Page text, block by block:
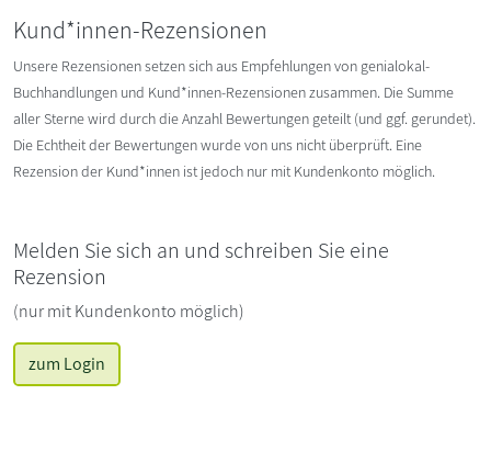
Kund*innen-Rezensionen
Unsere Rezensionen setzen sich aus Empfehlungen von genialokal-
Buchhandlungen und Kund*innen-Rezensionen zusammen. Die Summe
aller Sterne wird durch die Anzahl Bewertungen geteilt (und ggf. gerundet).
Die Echtheit der Bewertungen wurde von uns nicht überprüft. Eine
Rezension der Kund*innen ist jedoch nur mit Kundenkonto möglich.
Melden Sie sich an und schreiben Sie eine
Rezension
(nur mit Kundenkonto möglich)
zum Login